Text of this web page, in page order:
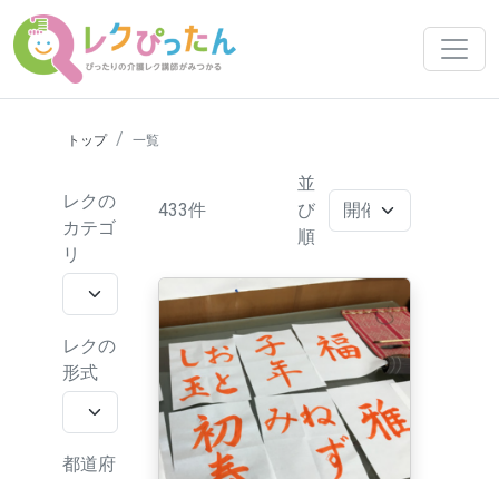
トップ 一覧
レクの
カテゴ
リ
レクの
形式
都道府
433件
並
び
順